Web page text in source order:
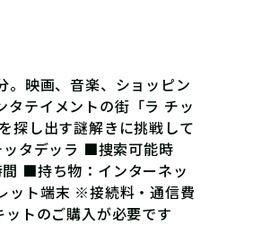
。映画、音楽、ショッピン
タテイメントの街「ラ チッ
探し出す謎解きに挑戦して
タデッラ ■捜索可能時
■持ち物：インターネッ
ット端末 ※接続料・通信費
トのご購入が必要です